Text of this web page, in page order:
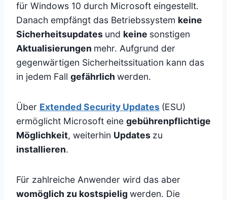
für Windows 10 durch Microsoft eingestellt.
Danach empfängt das Betriebssystem keine
Sicherheitsupdates und keine sonstigen
Aktualisierungen mehr. Aufgrund der
gegenwärtigen Sicherheitssituation kann das
in jedem Fall gefährlich werden.
Über Extended Security Updates (ESU)
ermöglicht Microsoft eine gebührenpflichtige
Möglichkeit, weiterhin Updates zu
installieren.
Für zahlreiche Anwender wird das aber
womöglich zu kostspielig werden. Die